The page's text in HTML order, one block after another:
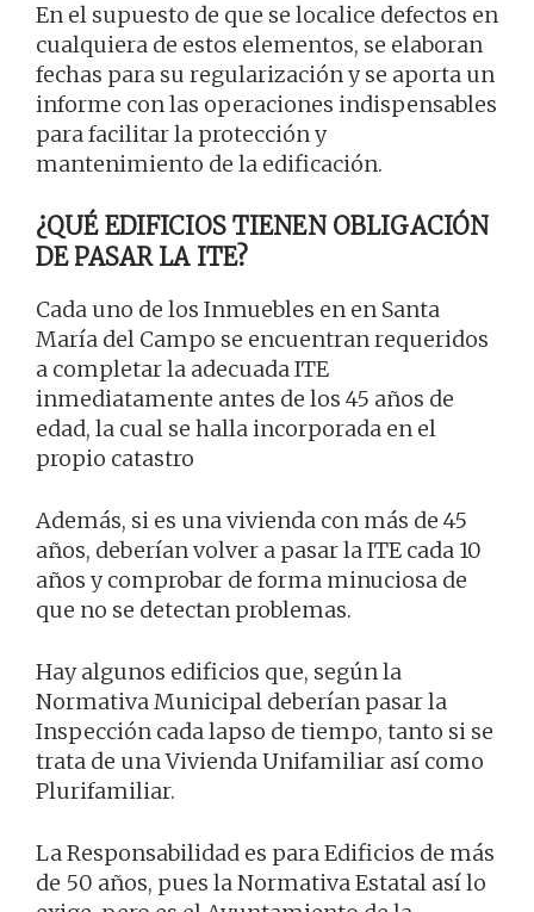
En el supuesto de que se localice defectos en
cualquiera de estos elementos, se elaboran
fechas para su regularización y se aporta un
informe con las operaciones indispensables
para facilitar la protección y
mantenimiento de la edificación.
¿QUÉ EDIFICIOS TIENEN OBLIGACIÓN
DE PASAR LA ITE?
Cada uno de los Inmuebles en en Santa
María del Campo se encuentran requeridos
a completar la adecuada ITE
inmediatamente antes de los 45 años de
edad, la cual se halla incorporada en el
propio catastro
Además, si es una vivienda con más de 45
años, deberían volver a pasar la ITE cada 10
años y comprobar de forma minuciosa de
que no se detectan problemas.
Hay algunos edificios que, según la
Normativa Municipal deberían pasar la
Inspección cada lapso de tiempo, tanto si se
trata de una Vivienda Unifamiliar así como
Plurifamiliar.
La Responsabilidad es para Edificios de más
de 50 años, pues la Normativa Estatal así lo